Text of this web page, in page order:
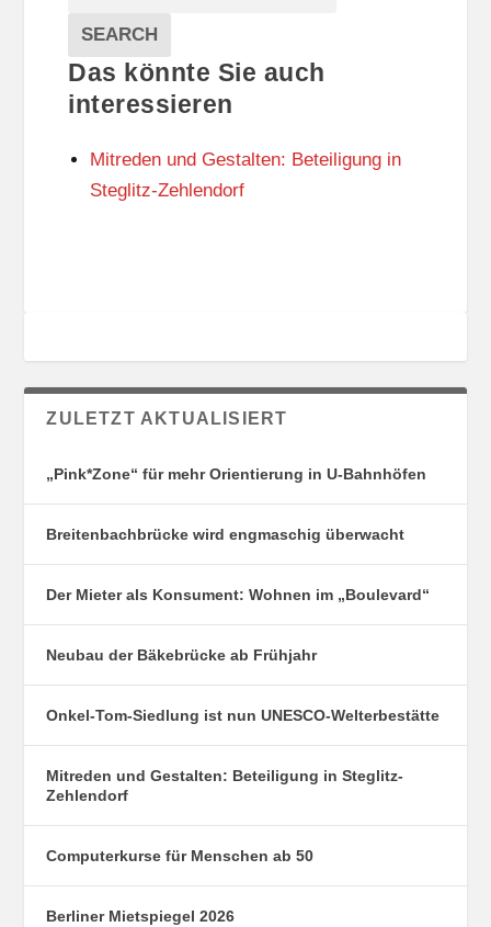
A
L
T
U
N
S
O
E
G
O
R
N
Veranstaltungen
SEARCH
Das könnte Sie auch
interessieren
Mitreden und Gestalten: Beteiligung in
Steglitz-Zehlendorf
ZULETZT AKTUALISIERT
„Pink*Zone“ für mehr Orientierung in U-Bahnhöfen
Breitenbachbrücke wird engmaschig überwacht
Der Mieter als Konsument: Wohnen im „Boulevard“
Neubau der Bäkebrücke ab Frühjahr
Onkel-Tom-Siedlung ist nun UNESCO-Welterbestätte
Mitreden und Gestalten: Beteiligung in Steglitz-
Zehlendorf
Computerkurse für Menschen ab 50
Berliner Mietspiegel 2026